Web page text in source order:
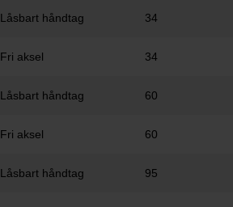
Låsbart håndtag 34
Fri aksel 34
Låsbart håndtag 60
Fri aksel 60
Låsbart håndtag 95